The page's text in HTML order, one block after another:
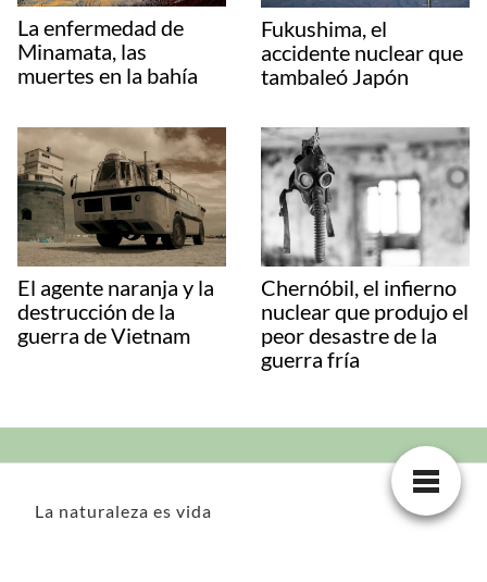
La enfermedad de
Minamata, las
muertes en la bahía
Fukushima, el
accidente nuclear que
tambaleó Japón
El agente naranja y la
destrucción de la
guerra de Vietnam
Chernóbil, el infierno
nuclear que produjo el
peor desastre de la
guerra fría
La naturaleza es vida